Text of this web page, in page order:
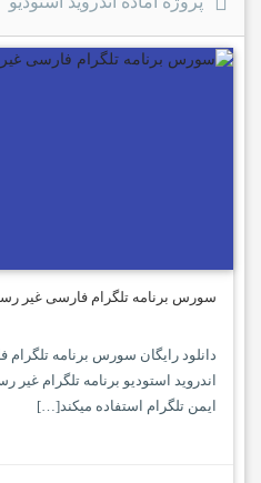
سورس برنامه تلگرام فارسی غیر
دانلود رایگان سورس برنامه
ایمن تلگرام استفاده میکند[…]